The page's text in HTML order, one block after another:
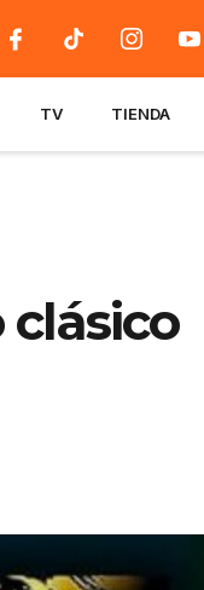
TV TIENDA
clásico